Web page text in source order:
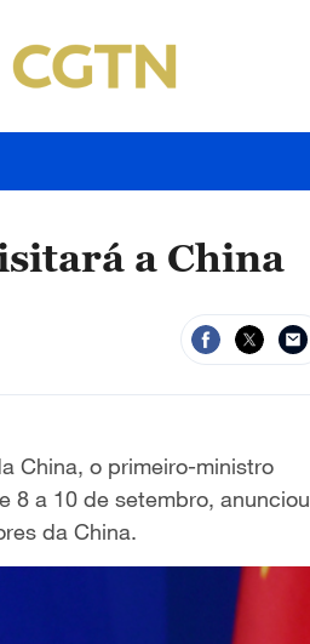
a China
China, o primeiro-ministro
8 a 10 de setembro, anunciou
da China.